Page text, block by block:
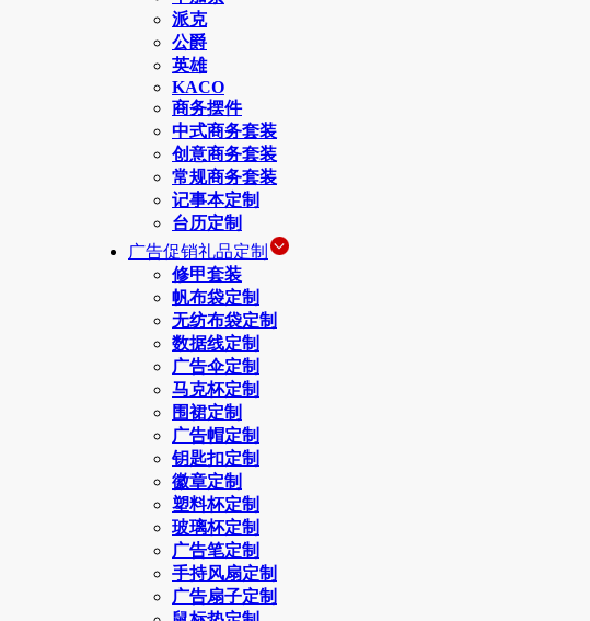
派克
公爵
英雄
KACO
商务摆件
中式商务套装
创意商务套装
常规商务套装
记事本定制
台历定制
广告促销礼品定制
修甲套装
帆布袋定制
无纺布袋定制
数据线定制
广告伞定制
马克杯定制
围裙定制
广告帽定制
钥匙扣定制
徽章定制
塑料杯定制
玻璃杯定制
广告笔定制
手持风扇定制
广告扇子定制